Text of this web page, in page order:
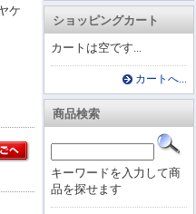
ショッピングカート
カートは空です...
カートへ...
商品検索
キーワードを入力して商
品を探せます
ケ